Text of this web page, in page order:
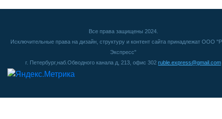
Все права защищены 2024.
Исключительные права на дизайн, структуру и контент сайта принадлежат ООО
Экспресс"
г. Петербург,наб.Обводного канала д, 213, офис 302 ruble.express@gmail.com